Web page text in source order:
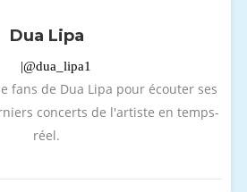
Dua Lipa
|@dua_lipa1
fans de Dua Lipa pour écouter ses
concerts de l'artiste en temps-
réel.